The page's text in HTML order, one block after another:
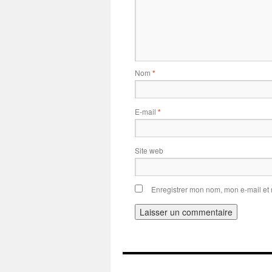
Nom *
E-mail *
Site web
Enregistrer mon nom, mon e-mail